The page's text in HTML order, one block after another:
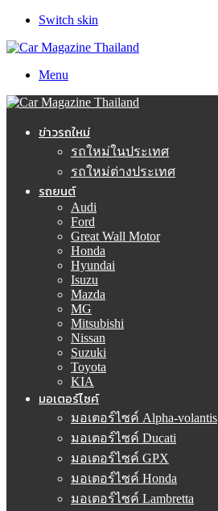
Switch skin
Menu
ข่าวรถใหม่
รถใหม่ในประเทศ
รถใหม่ต่างประเทศ
รถยนต์
Audi
Ford
Great Wall Motor
Honda
Hyundai
Isuzu
Mazda
MG
Mitsubishi
Nissan
Suzuki
Toyota
KIA
มอเตอร์ไซค์
มอเตอร์ไซค์ Alpha-volantis
มอเตอร์ไซค์ Ducati
มอเตอร์ไซค์ GPX
มอเตอร์ไซค์ Honda
มอเตอร์ไซค์ Lambretta